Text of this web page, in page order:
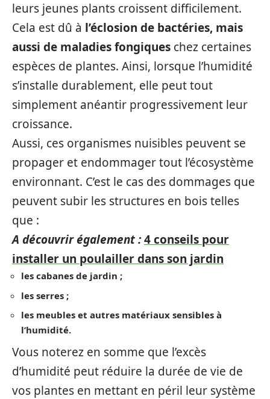
leurs jeunes plants croissent difficilement.
Cela est dû à l’éclosion de bactéries, mais
aussi de maladies fongiques chez certaines
espèces de plantes. Ainsi, lorsque l’humidité
s’installe durablement, elle peut tout
simplement anéantir progressivement leur
croissance.
Aussi, ces organismes nuisibles peuvent se
propager et endommager tout l’écosystème
environnant. C’est le cas des dommages que
peuvent subir les structures en bois telles
que :
A découvrir également :4 conseils pour
installer un poulailler dans son jardin
les cabanes de jardin ;
les serres ;
les meubles et autres matériaux sensibles à
l’humidité.
Vous noterez en somme que l’excès
d’humidité peut réduire la durée de vie de
vos plantes en mettant en péril leur système